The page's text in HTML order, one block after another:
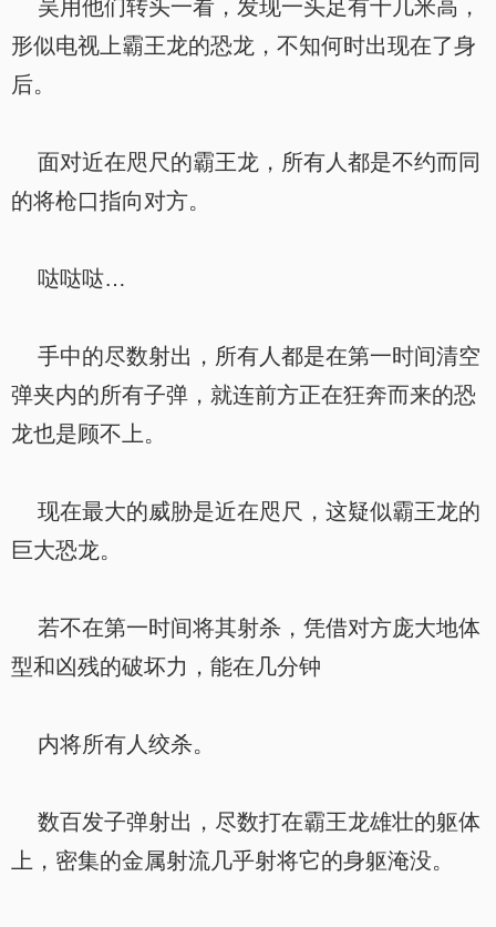
吴用他们转头一看，发现一头足有十几米高，
形似电视上霸王龙的恐龙，不知何时出现在了身
后。
面对近在咫尺的霸王龙，所有人都是不约而同
的将枪口指向对方。
哒哒哒…
手中的尽数射出，所有人都是在第一时间清空
弹夹内的所有子弹，就连前方正在狂奔而来的恐
龙也是顾不上。
现在最大的威胁是近在咫尺，这疑似霸王龙的
巨大恐龙。
若不在第一时间将其射杀，凭借对方庞大地体
型和凶残的破坏力，能在几分钟
内将所有人绞杀。
数百发子弹射出，尽数打在霸王龙雄壮的躯体
上，密集的金属射流几乎射将它的身躯淹没。